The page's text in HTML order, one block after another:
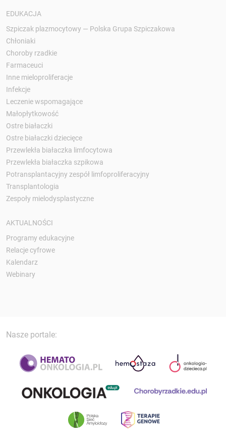
EDUKACJA
Szpiczak plazmocytowy — Polska Grupa Szpiczakowa
Chłoniaki
Choroby rzadkie
Farmaceuci
Inne mieloproliferacje
Infekcje
Leczenie wspomagające
Małopłytkowość
Ostre białaczki
Ostre białaczki dziecięce
Przewlekła białaczka limfocytowa
Przewlekła białaczka szpikowa
Potransplantacyjny zespół limfoproliferacyjny
Transplantologia
Zespoły mielodysplastyczne
AKTUALNOŚCI
Programy edukacyjne
Relacje cyfrowe
Kalendarz
Webinary
Nasze portale: